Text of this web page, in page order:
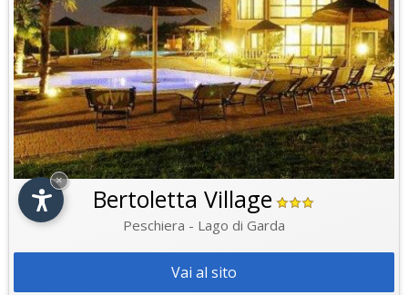
Bertoletta Village
Peschiera - Lago di Garda
Vai al sito
×